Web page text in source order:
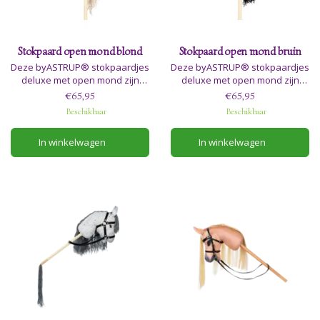
Stokpaard open mond blond
Deze byASTRUP® stokpaardjes
deluxe met open mond zijn
heerlijk zacht en komen in 3
verschillende kleuren en
designs. Ze zijn allemaal heel
tam en heel schattig, dus je zult
geen probleem hebben om een
persoonlijke favoriet te vinden.
€65,95
Beschikbaar
In winkelwagen
Stokpaard open mond bruin
Deze byASTRUP® stokpaardjes
deluxe met open mond zijn
heerlijk zacht en komen in 3
verschillende kleuren en
designs. Ze zijn allemaal heel
tam en heel schattig, dus je zult
geen probleem hebben om een
persoonlijke favoriet te vinden.
€65,95
Beschikbaar
In winkelwagen